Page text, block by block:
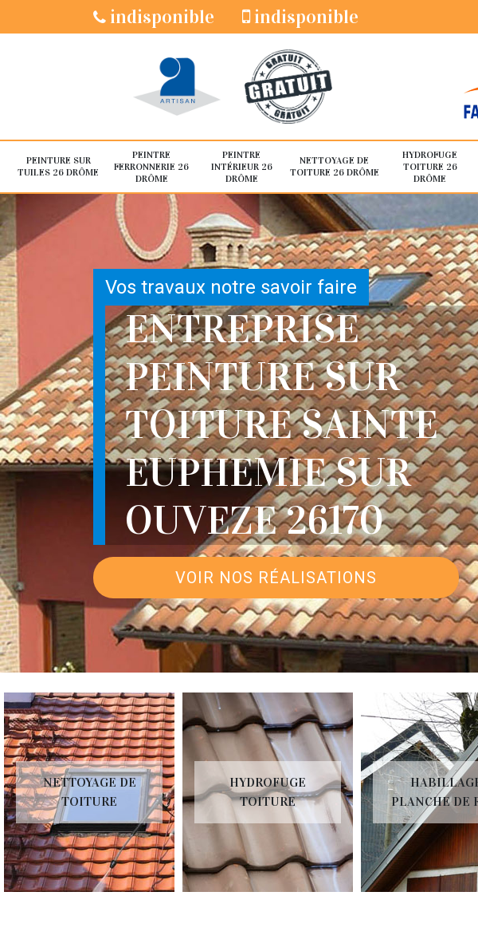
indisponible indisponible
PEINTURE SUR
TUILES 26 DRÔME
PEINTRE
FERRONNERIE 26
DRÔME
PEINTRE
INTÉRIEUR 26
DRÔME
NETTOYAGE DE
TOITURE 26 DRÔME
HYDROFUGE
TOITURE 26
DRÔME
Vos travaux notre savoir faire
ENTREPRISE
PEINTURE SUR
TOITURE SAINTE
EUPHEMIE SUR
OUVEZE 26170
VOIR NOS RÉALISATIONS
NETTOYAGE DE
TOITURE
HYDROFUGE
TOITURE
HABILLAGE
PLANCHE DE RIVE